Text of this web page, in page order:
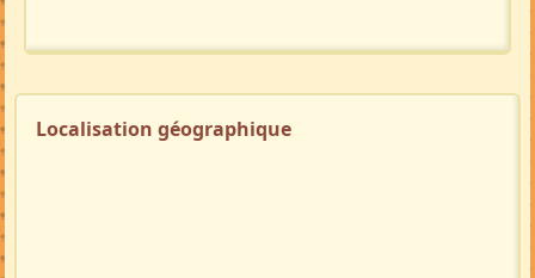
Localisation géographique